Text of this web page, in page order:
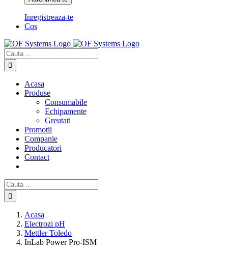
Inregistreaza-te
Cos
Cautare...
Acasa
Produse
Consumabile
Echipamente
Greutati
Promotii
Companie
Producatori
Contact
Cautare...
Acasa
Electrozi pH
Mettler Toledo
InLab Power Pro-ISM